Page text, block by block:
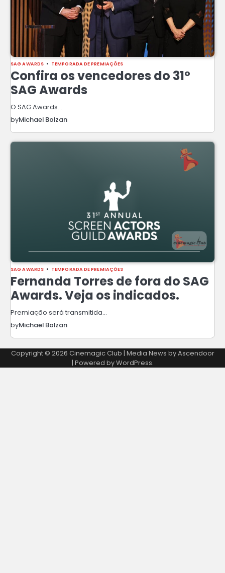
SAG AWARDS TEMPORADA DE PREMIAÇÕES
Confira os vencedores do 31º
SAG Awards
O SAG Awards…
byMichael Bolzan
SAG AWARDS TEMPORADA DE PREMIAÇÕES
Fernanda Torres de fora do SAG
Awards. Veja os indicados.
Premiação será transmitida…
byMichael Bolzan
Copyright © 2026 Cinemagic Club | Media News byAscendoor
| Powered byWordPress.